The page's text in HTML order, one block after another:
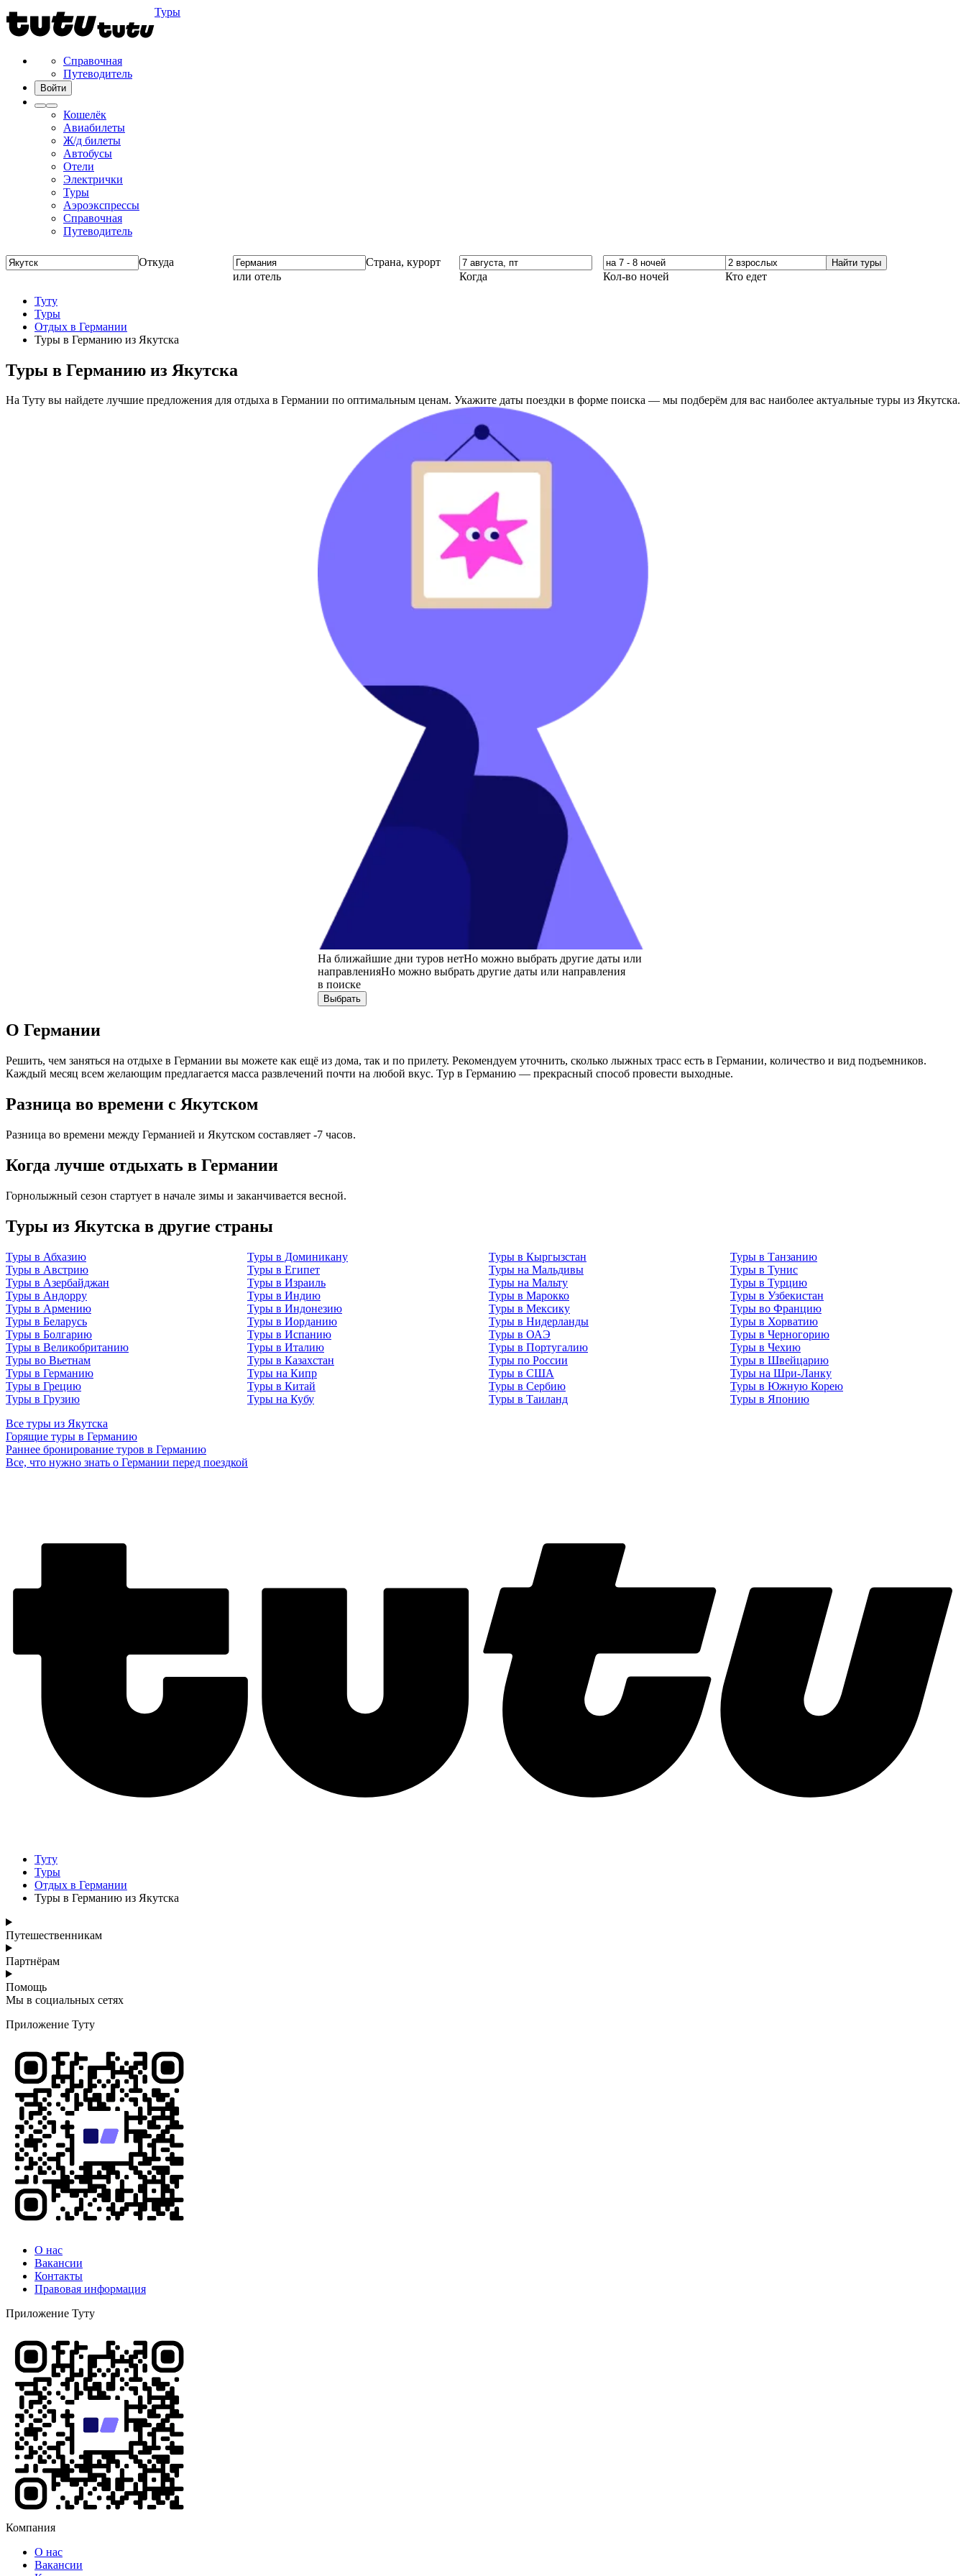
Туры
Справочная
Путеводитель
Войти
Кошелёк
Авиабилеты
Ж/д билеты
Автобусы
Отели
Электрички
Туры
Аэроэкспрессы
Справочная
Путеводитель
Откуда
Страна, курорт
или отель
Когда Кол-во ночей Кто едет
Найти туры
Туту
Туры
Отдых в Германии
Туры в Германию из Якутска
Туры в Германию из Якутска
На Туту вы найдете лучшие предложения для отдыха в Германии по оптимальным ценам. Укажите даты поездки в форме поиска — мы подберём для вас наиболее актуальные туры из Якутска.
На ближайшие дни туров нетНо можно выбрать другие даты или
направленияНо можно выбрать другие даты или направления
в поиске
Выбрать
О Германии
Решить, чем заняться на отдыхе в Германии вы можете как ещё из дома, так и по прилету. Рекомендуем уточнить, сколько лыжных трасс есть в Германии, количество и вид подъемников.
Каждый месяц всем желающим предлагается масса развлечений почти на любой вкус. Тур в Германию — прекрасный способ провести выходные.
Разница во времени с Якутском
Разница во времени между Германией и Якутском составляет -7 часов.
Когда лучше отдыхать в Германии
Горнолыжный сезон стартует в начале зимы и заканчивается весной.
Туры из Якутска в другие страны
Туры в Абхазию
Туры в Австрию
Туры в Азербайджан
Туры в Андорру
Туры в Армению
Туры в Беларусь
Туры в Болгарию
Туры в Великобританию
Туры во Вьетнам
Туры в Германию
Туры в Грецию
Туры в Грузию
Туры в Доминикану
Туры в Египет
Туры в Израиль
Туры в Индию
Туры в Индонезию
Туры в Иорданию
Туры в Испанию
Туры в Италию
Туры в Казахстан
Туры на Кипр
Туры в Китай
Туры на Кубу
Туры в Кыргызстан
Туры на Мальдивы
Туры на Мальту
Туры в Марокко
Туры в Мексику
Туры в Нидерланды
Туры в ОАЭ
Туры в Португалию
Туры по России
Туры в США
Туры в Сербию
Туры в Таиланд
Туры в Танзанию
Туры в Тунис
Туры в Турцию
Туры в Узбекистан
Туры во Францию
Туры в Хорватию
Туры в Черногорию
Туры в Чехию
Туры в Швейцарию
Туры на Шри-Ланку
Туры в Южную Корею
Туры в Японию
Все туры из Якутска
Горящие туры в Германию
Раннее бронирование туров в Германию
Все, что нужно знать о Германии перед поездкой
Туту
Туры
Отдых в Германии
Туры в Германию из Якутска
Путешественникам
Партнёрам
Помощь
Мы в социальных сетях
Приложение Туту
О нас
Вакансии
Контакты
Правовая информация
Приложение Туту
Компания
О нас
Вакансии